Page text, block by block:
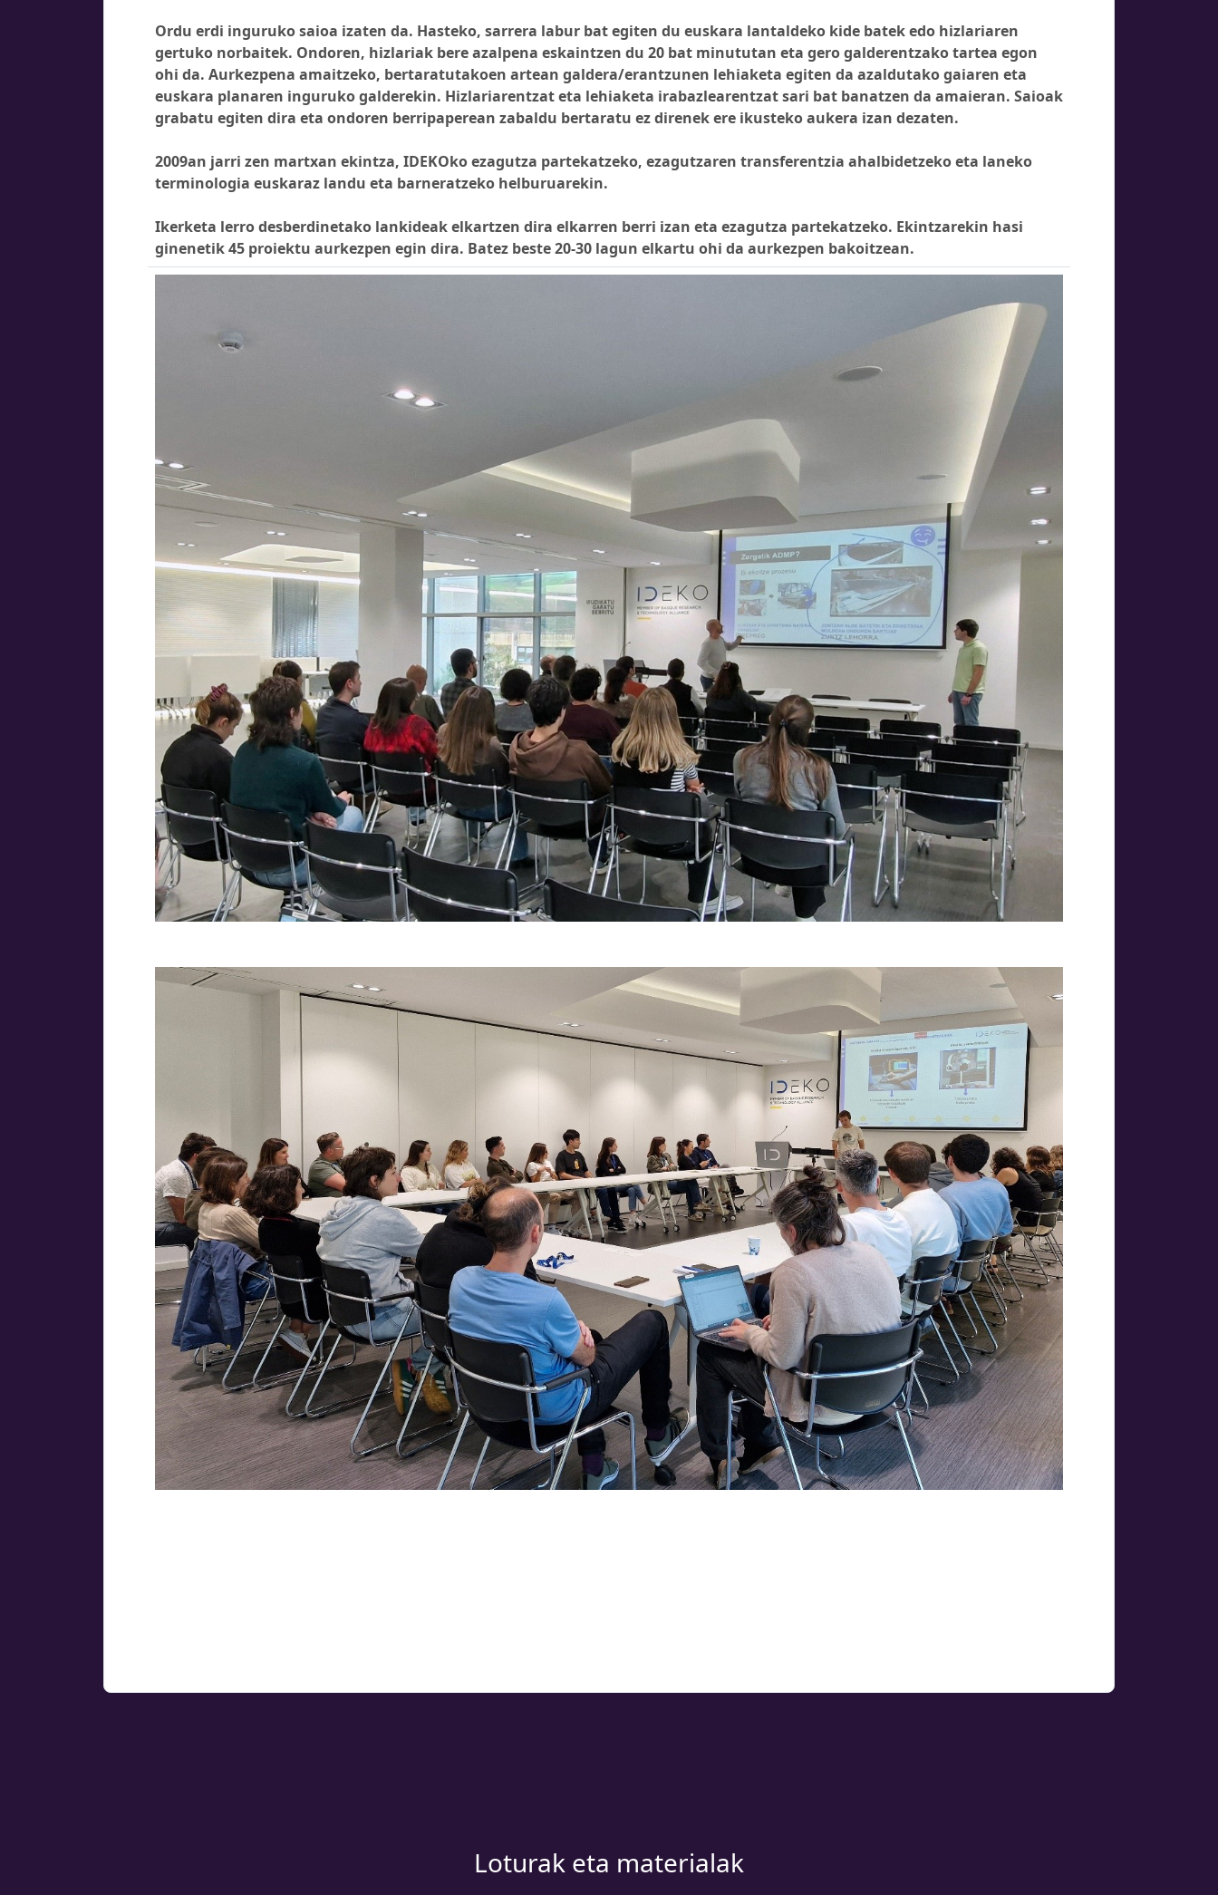
Ordu erdi inguruko saioa izaten da. Hasteko, sarrera labur bat egiten du euskara lantaldeko kide batek edo hizlariaren
gertuko norbaitek. Ondoren, hizlariak bere azalpena eskaintzen du 20 bat minututan eta gero galderentzako tartea egon
ohi da. Aurkezpena amaitzeko, bertaratutakoen artean galdera/erantzunen lehiaketa egiten da azaldutako gaiaren eta
euskara planaren inguruko galderekin. Hizlariarentzat eta lehiaketa irabazlearentzat sari bat banatzen da amaieran. Saioak
grabatu egiten dira eta ondoren berripaperean zabaldu bertaratu ez direnek ere ikusteko aukera izan dezaten.
2009an jarri zen martxan ekintza, IDEKOko ezagutza partekatzeko, ezagutzaren transferentzia ahalbidetzeko eta laneko
terminologia euskaraz landu eta barneratzeko helburuarekin.
Ikerketa lerro desberdinetako lankideak elkartzen dira elkarren berri izan eta ezagutza partekatzeko. Ekintzarekin hasi
ginenetik 45 proiektu aurkezpen egin dira. Batez beste 20-30 lagun elkartu ohi da aurkezpen bakoitzean.
Loturak eta materialak